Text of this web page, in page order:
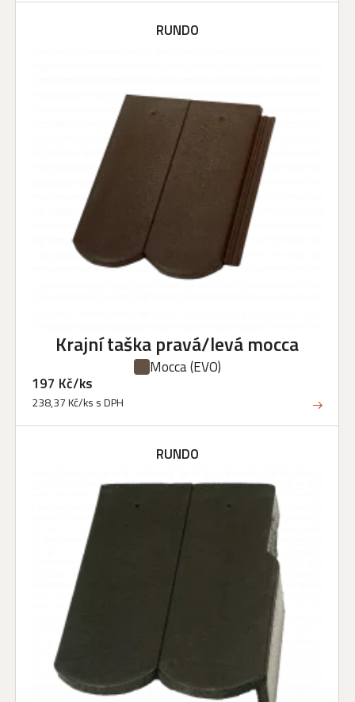
RUNDO
Krajní taška pravá/levá mocca
Mocca(EVO)
197 Kč/ks
238,37 Kč/ks s DPH
RUNDO